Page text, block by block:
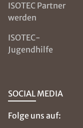
ISOTEC Partner
werden
ISOTEC-
Jugendhilfe
SOCIAL MEDIA
Folge uns auf: